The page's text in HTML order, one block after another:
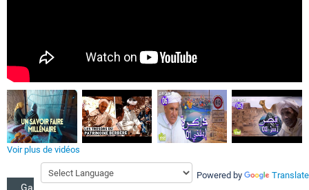
Voir plus de vidéos
Galerie photos
Powered by Translate